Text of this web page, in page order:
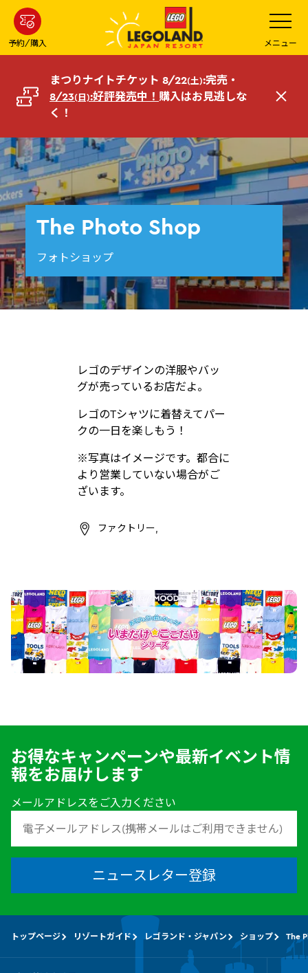
ン
コ
へ
予約/購入
メ
ニ
ュ
ー
を
開
メニュー
まつりナイトチケット 8/22(土):完売・
8/23(日):好評発売中！ 購入はお見逃しな
く！
閉
The Photo Shop
フォトショップ
レゴのデザインの洋服やバッ
グが売っているお店だよ。
レゴのTシャツに着替えてパー
クの一日を楽しもう！
※写真はイメージです。都合に
より営業していない場合がご
ざいます。
ファクトリー,
お得なキャンペーンや最新イベント情
報をお届けします
メールアドレスをご入力ください
ニュースレター登録
トップページ リゾートガイド レゴランド・ジャパン ショップ The